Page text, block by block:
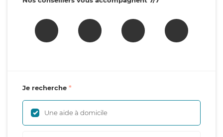
Je recherche
Une aide à domicile